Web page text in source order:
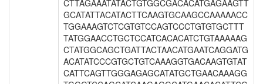
CTTAGAAATATACTGTGGCGACACATGAGAAGTT
GCATATTACATACTTCAAGTGCAAGCCAAAAACC
TGGAAAGTCTCGTGTCCAGTCCCTGTGTGCTTT
TATGGAACCTGCTCCATCACACATCTGTAAAAAG
CTATGGCAGCTGATTACTAACATGAATCAGGATG
ACATATCCCGTGCTGTCAAAGGTGACAAGTGTAT
CATTCAGTTGGGAGAGCATATGCTGAACAAAGG